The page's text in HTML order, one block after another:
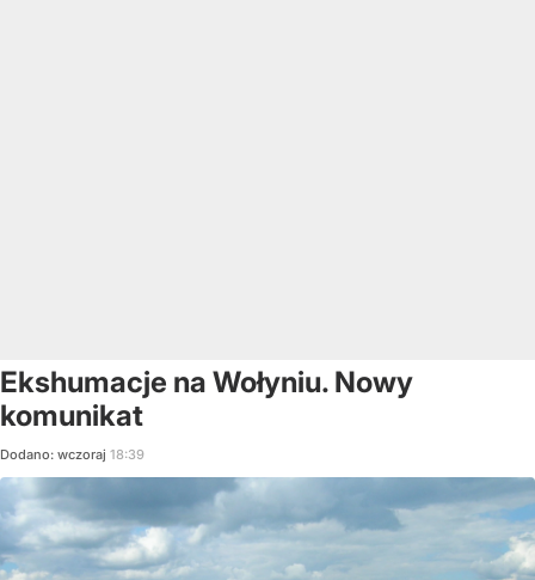
Ekshumacje na Wołyniu. Nowy
komunikat
Dodano: wczoraj 18:39